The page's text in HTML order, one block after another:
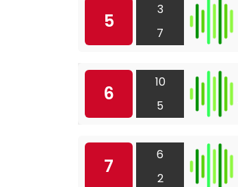
5
3
7
6
10
5
7
6
2